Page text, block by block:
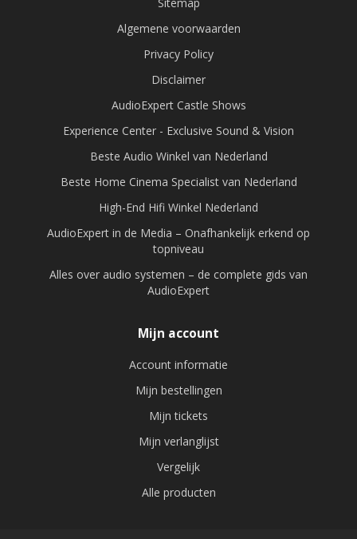
Algemene voorwaarden
Privacy Policy
Disclaimer
AudioExpert Castle Shows
Experience Center - Exclusive Sound & Vision
Beste Audio Winkel van Nederland
Beste Home Cinema Specialist van Nederland
High-End Hifi Winkel Nederland
AudioExpert in de Media – Onafhankelijk erkend op
topniveau
Alles over audio systemen – de complete gids van
AudioExpert
Mijn account
Account informatie
Mijn bestellingen
Mijn tickets
Mijn verlanglijst
Vergelijk
Alle producten